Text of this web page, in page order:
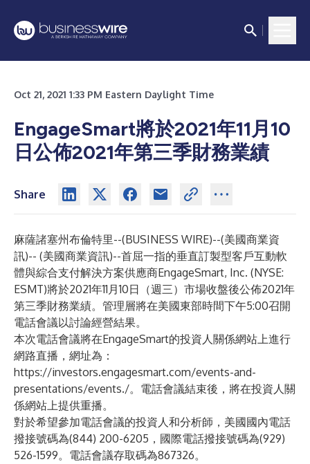
Oct 21, 2021 1:33 PM Eastern Daylight Time
EngageSmart將於2021年11月10
日公佈2021年第三季財務業績
Share
麻薩諸塞州布倫特里--(BUSINESS WIRE)--(美國商業資
訊)-- (美國商業資訊)--首屈一指的垂直訂製型客戶互動軟
體與綜合支付解決方案供應商EngageSmart, Inc. (NYSE:
ESMT)將於2021年11月10日（週三）市場收盤後公佈2021年
第三季財務業績。管理層將在美國東部時間下午5:00召開
電話會議以討論經營結果。
本次電話會議將在EngageSmart的投資人關係網站上進行
網路直播，網址為：
https://investors.engagesmart.com/events-and-
presentations/events./。電話會議結束後，將在投資人關
係網站上提供重播。
對於希望參加電話會議的投資人和分析師，美國國內電話
撥接號碼為(844) 200-6205，國際電話撥接號碼為(929)
526-1599。電話會議存取碼為867326。